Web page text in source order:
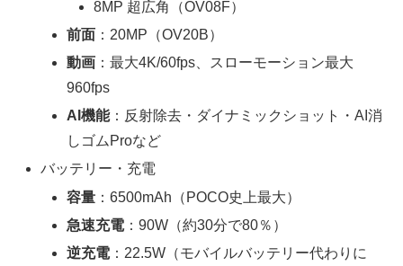
8MP 超広角（OV08F）
前面 ：20MP（OV20B）
動画 ：最大4K/60fps、スローモーション最大
960fps
AI機能：反射除去・ダイナミックショット・AI消
しゴムProなど
バッテリー・充電
容量 ：6500mAh（POCO史上最大）
急速充電：90W（約30分で80％）
逆充電：22.5W（モバイルバッテリー代わりに